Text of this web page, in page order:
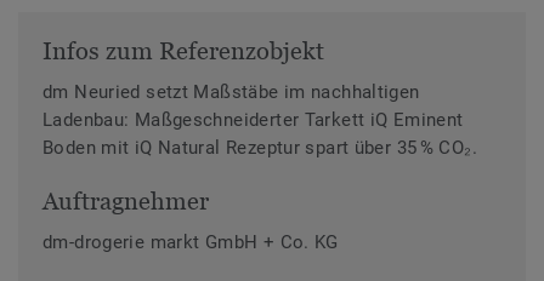
Infos zum Referenzobjekt
dm Neuried setzt Maßstäbe im nachhaltigen
Ladenbau: Maßgeschneiderter Tarkett iQ Eminent
Boden mit iQ Natural Rezeptur spart über 35 % CO₂.
Auftragnehmer
dm-drogerie markt GmbH + Co. KG